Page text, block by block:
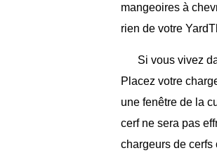
mangeoires à
rien de votre
Si vous vivez
Placez votre
une fenêtre de la
cerf ne sera pas
chargeurs de cerfs